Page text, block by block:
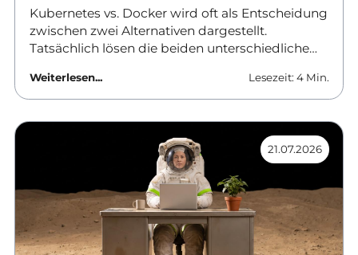
Kubernetes vs. Docker wird oft als Entscheidung
zwischen zwei Alternativen dargestellt.
Tatsächlich lösen die beiden unterschiedliche
gemeinsam eingesetzt. Dieser Beitrag ordnet
ein, was Docker leistet, wo Kubernetes ansetzt
und ab wann sich der Aufwand einer
vollwertigen Orchestrierung überhaupt rechnet.
Weiterlesen... Lesezeit: 4 Min.
21.07.2026